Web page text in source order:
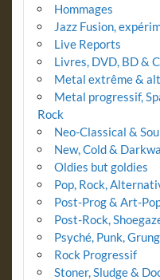
Hommages
Jazz Fusion,
Live Reports
Livres, DVD, BD &
Metal extrême &
Metal progressif,
Rock
Neo-Classical &
New, Cold &
Oldies but goldies
Pop, Rock,
Post-Prog & Art-
Post-Rock,
Psyché, Punk,
Rock Progressif
Stoner, Sludge &